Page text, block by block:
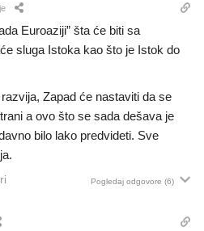
Euroaziji” šta će biti sa
sluga Istoka kao što je Istok do
Zapad će nastaviti da se
a ovo što se sada dešava je
bilo lako predvideti. Sve
Pogledaj odgovore (6)